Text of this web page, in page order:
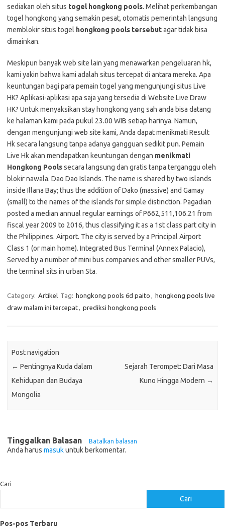
sediakan oleh situs togel hongkong pools. Melihat perkembangan
togel hongkong yang semakin pesat, otomatis pemerintah langsung
memblokir situs togel hongkong pools tersebutagar tidak bisa
dimainkan.
Meskipun banyak web site lain yang menawarkan pengeluaran hk,
kami yakin bahwa kami adalah situs tercepat di antara mereka. Apa
keuntungan bagi para pemain togel yang mengunjungi situs Live
HK? Aplikasi-aplikasi apa saja yang tersedia di Website Live Draw
HK? Untuk menyaksikan stay hongkong yang sah anda bisa datang
ke halaman kami pada pukul 23.00 WIB setiap harinya. Namun,
dengan mengunjungi web site kami, Anda dapat menikmati Result
Hk secara langsung tanpa adanya gangguan sedikit pun. Pemain
Live Hk akan mendapatkan keuntungan dengan menikmati
Hongkong Poolssecara langsung dan gratis tanpa terganggu oleh
blokir nawala. Dao Dao Islands. The name is shared by two islands
inside Illana Bay; thus the addition of Dako (massive) and Gamay
(small) to the names of the islands for simple distinction. Pagadian
posted a median annual regular earnings of P662,511,106.21 from
fiscal year 2009 to 2016, thus classifying it as a 1st class part city in
the Philippines. Airport. The city is served by a Principal Airport
Class 1 (or main home). Integrated Bus Terminal (Annex Palacio),
Served by a number of mini bus companies and other smaller PUVs,
the terminal sits in urban Sta.
Category: Artikel Tag: hongkong pools 6d paito , hongkong pools live
draw malam ini tercepat, prediksi hongkong pools
Post navigation
← Pentingnya Kuda dalam
Kehidupan dan Budaya
Mongolia
Sejarah Terompet: Dari Masa
Kuno Hingga Modern →
Tinggalkan Balasan Batalkan balasan
Anda harus masukuntuk berkomentar.
Cari
Cari
Pos-pos Terbaru